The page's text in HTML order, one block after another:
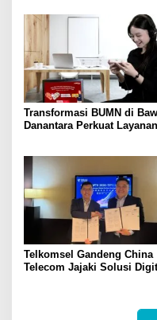
Transformasi BUMN di
Danantara Perkuat Layanan
Telkomsel Gandeng China
Telecom Jajaki Solusi